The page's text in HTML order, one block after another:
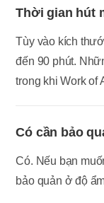
Thời gian hút
Tùy vào kích
đến 90 phút.
trong khi Work of
Có cần bảo
Có. Nếu bạn
bảo quản ở độ